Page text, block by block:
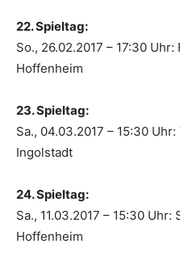
22. Spieltag:
So., 26.02.2017 – 17:30
Hoffenheim
23. Spieltag:
Sa., 04.03.2017 – 15:30
Ingolstadt
24. Spieltag:
Sa., 11.03.2017 – 15:30 Uhr:
Hoffenheim